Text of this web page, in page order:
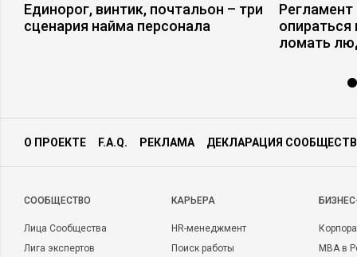
Единорог, винтик, почтальон – три
сценария найма персонала
Регламент
опираться
ломать
О ПРОЕКТЕ F.A.Q. РЕКЛАМА ДЕКЛАРАЦИЯ
CООБЩЕСТВО
Лица Сообщества
Лига экспертов
КАРЬЕРА
HR-менеджмент
Поиск работы
MBA в